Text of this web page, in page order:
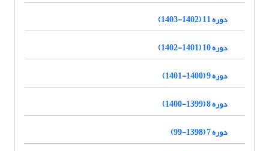
دوره 11 (1402-1403)
دوره 10 (1401-1402)
دوره 9 (1400-1401)
دوره 8 (1399-1400)
دوره 7 (1398-99)